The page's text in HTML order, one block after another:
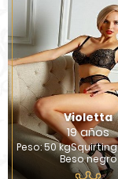
Violetta
19 años
Peso: 50
Beso negro